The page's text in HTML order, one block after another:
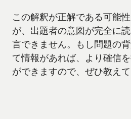
この解釈が正解である可能
が、出題者の意図が完全に
言できません。もし問題の
て情報があれば、より確信
ができますので、ぜひ教えて